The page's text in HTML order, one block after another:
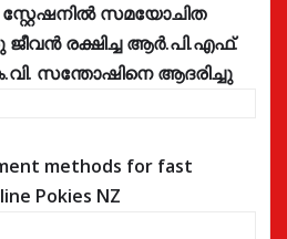
സമയോചിത
രക്ഷിച്ച ആർ.പി.എഫ്.
സന്തോഷിനെ ആദരിച്ചു
methods for fast
Pokies NZ